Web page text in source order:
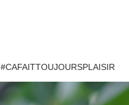
#CAFAITTOUJOURSPLAISIR